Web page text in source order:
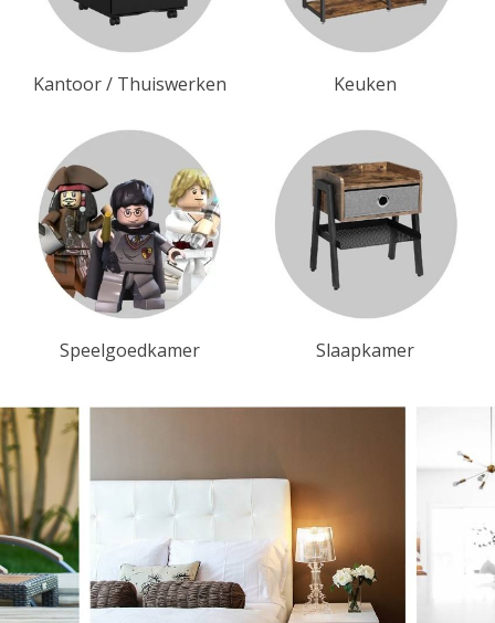
Kantoor / Thuiswerken Keuken
Speelgoedkamer Slaapkamer